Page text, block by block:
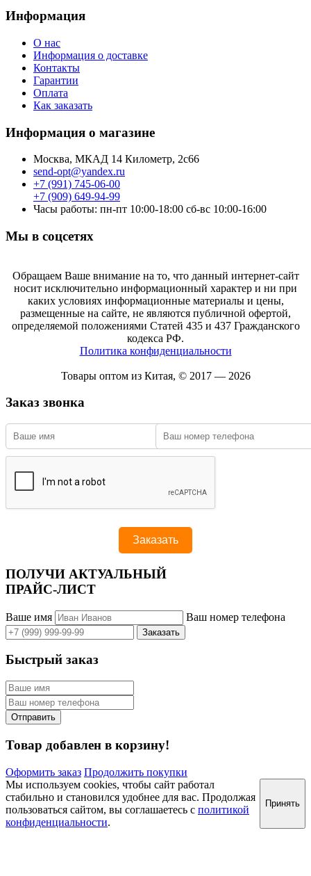
Информация
О нас
Информация о доставке
Контакты
Гарантии
Оплата
Как заказать
Информация о магазине
Москва, МКАД 14 Километр, 2с66
send-opt@yandex.ru
+7 (991) 745-06-00
+7 (909) 649-94-99
Часы работы: пн-пт 10:00-18:00 сб-вс 10:00-16:00
Мы в соцсетях
Обращаем Ваше внимание на то, что данный интернет-сайт
носит исключительно информационный характер и ни при
каких условиях информационные материалы и цены,
размещенные на сайте, не являются публичной офертой,
определяемой положениями Статей 435 и 437 Гражданского
кодекса РФ.
Политика конфиденциальности
Товары оптом из Китая, © 2017 — 2026
Заказ звонка
ПОЛУЧИ АКТУАЛЬНЫЙ
ПРАЙС-ЛИСТ
Ваше имя Ваш номер телефона
Быстрый заказ
Товар добавлен в корзину!
Оформить заказ Продолжить покупки
Мы используем cookies, чтобы сайт работал
стабильно и становился удобнее для вас. Продолжая
пользоваться сайтом, вы соглашаетесь с политикой
конфиденциальности.
Принять